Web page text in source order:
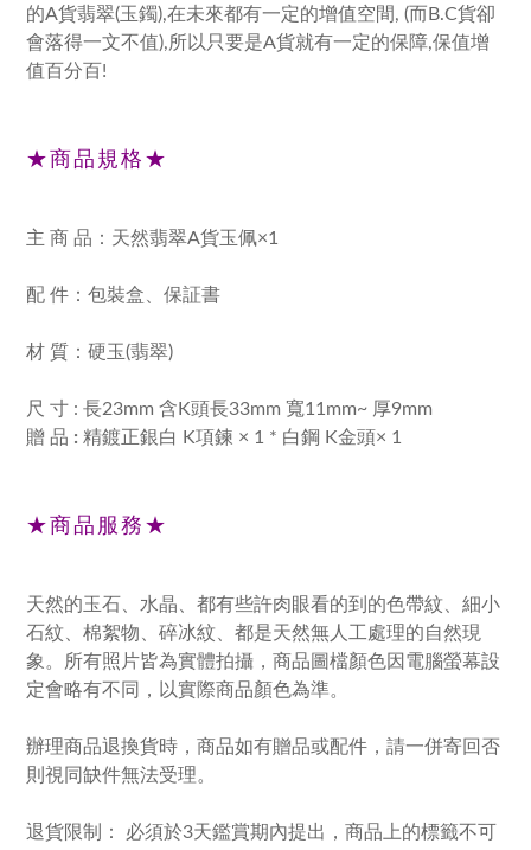
的A貨翡翠(玉鐲),在未來都有一定的增值空間, (而B.C貨卻
會落得一文不值),所以只要是A貨就有一定的保障,保值增
值百分百!
★商品規格★
主 商 品：天然翡翠A貨玉佩×1
配 件：包裝盒、保証書
材 質：硬玉(翡翠)
尺 寸 : 長23mm 含K頭長33mm 寬11mm~ 厚9mm
贈 品 : 精鍍正銀白 K項鍊 × 1 * 白鋼 K金頭× 1
★商品服務★
天然的玉石、水晶、都有些許肉眼看的到的色帶紋、細小
石紋、棉絮物、碎冰紋、都是天然無人工處理的自然現
象。所有照片皆為實體拍攝，商品圖檔顏色因電腦螢幕設
定會略有不同，以實際商品顏色為準。
辦理商品退換貨時，商品如有贈品或配件，請一併寄回否
則視同缺件無法受理。
退貨限制： 必須於3天鑑賞期內提出，商品上的標籤不可